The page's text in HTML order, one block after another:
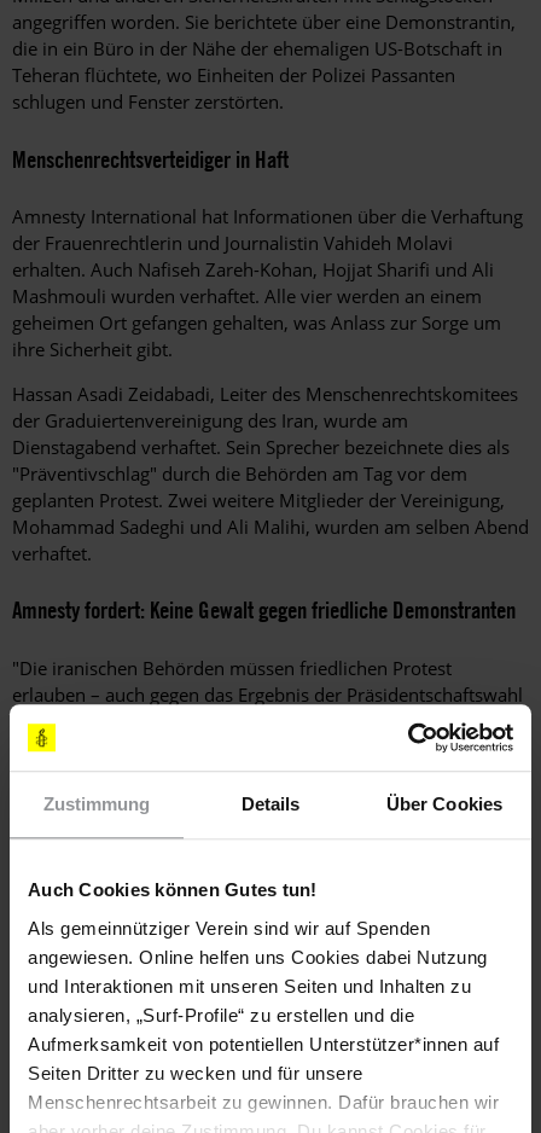
Zustimmung Details Über Cookies
Auch Cookies können Gutes tun!
Als gemeinnütziger Verein sind wir auf Spenden
angewiesen. Online helfen uns Cookies dabei Nutzung
und Interaktionen mit unseren Seiten und Inhalten zu
analysieren, „Surf-Profile“ zu erstellen und die
Aufmerksamkeit von potentiellen Unterstützer*innen auf
Seiten Dritter zu wecken und für unsere
Menschenrechtsarbeit zu gewinnen. Dafür brauchen wir
angegriffen worden. Sie berichtete über eine Demonstrantin,
die in ein Büro in der Nähe der ehemaligen US-Botschaft in
Teheran flüchtete, wo Einheiten der Polizei Passanten
schlugen und Fenster zerstörten.
Menschenrechtsverteidiger in Haft
Amnesty International hat Informationen über die Verhaftung
der Frauenrechtlerin und Journalistin Vahideh Molavi
erhalten. Auch Nafiseh Zareh-Kohan, Hojjat Sharifi und Ali
Mashmouli wurden verhaftet. Alle vier werden an einem
geheimen Ort gefangen gehalten, was Anlass zur Sorge um
ihre Sicherheit gibt.
Hassan Asadi Zeidabadi, Leiter des Menschenrechtskomitees
der Graduiertenvereinigung des Iran, wurde am
Dienstagabend verhaftet. Sein Sprecher bezeichnete dies als
"Präventivschlag" durch die Behörden am Tag vor dem
geplanten Protest. Zwei weitere Mitglieder der Vereinigung,
Mohammad Sadeghi und Ali Malihi, wurden am selben Abend
verhaftet.
Amnesty fordert: Keine Gewalt gegen friedliche Demonstranten
"Die iranischen Behörden müssen friedlichen Protest
erlauben – auch gegen das Ergebnis der Präsidentschaftswahl
– und die Basij-Miliz von den Straßen entfernen", sagte
Malcolm Smart. "Demonstrationen sollten von
Sicherheitskräften begleitet werden, die dafür ausgebildet
sind und die Menschenrechte respektieren, nicht durch
unabhängig untersucht und die Verantwortlichen zur
Erfahren Sie mehr über die Ereignisse nach den
Präsidentschaftswahlen im Iran und beteiligen sie sich an
Aktionen gegen die Menschenrechtsverletzungen!
Weitere Informationen